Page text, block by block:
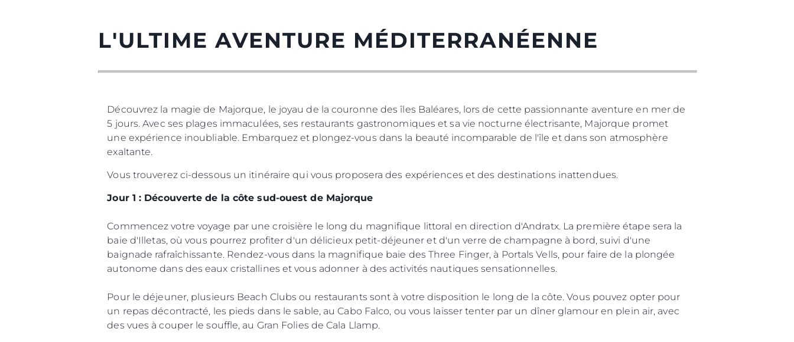
L'ULTIME AVENTURE MÉDITERRANÉENNE
Découvrez la magie de Majorque, le joyau de la couronne des îles Baléares, lors de cette passionnante aventure en mer de
5 jours. Avec ses plages immaculées, ses restaurants gastronomiques et sa vie nocturne électrisante, Majorque promet
une expérience inoubliable. Embarquez et plongez-vous dans la beauté incomparable de l'île et dans son atmosphère
exaltante.
Vous trouverez ci-dessous un itinéraire qui vous proposera des expériences et des destinations inattendues.
Jour 1 : Découverte de la côte sud-ouest de Majorque
Commencez votre voyage par une croisière le long du magnifique littoral en direction d'Andratx. La première étape sera la
baie d'Illetas, où vous pourrez profiter d'un délicieux petit-déjeuner et d'un verre de champagne à bord, suivi d'une
baignade rafraîchissante. Rendez-vous dans la magnifique baie des Three Finger, à Portals Vells, pour faire de la plongée
autonome dans des eaux cristallines et vous adonner à des activités nautiques sensationnelles.
Pour le déjeuner, plusieurs Beach Clubs ou restaurants sont à votre disposition le long de la côte. Vous pouvez opter pour
un repas décontracté, les pieds dans le sable, au Cabo Falco, ou vous laisser tenter par un dîner glamour en plein air, avec
des vues à couper le souffle, au Gran Folies de Cala Llamp.
Information Droits Juridiques